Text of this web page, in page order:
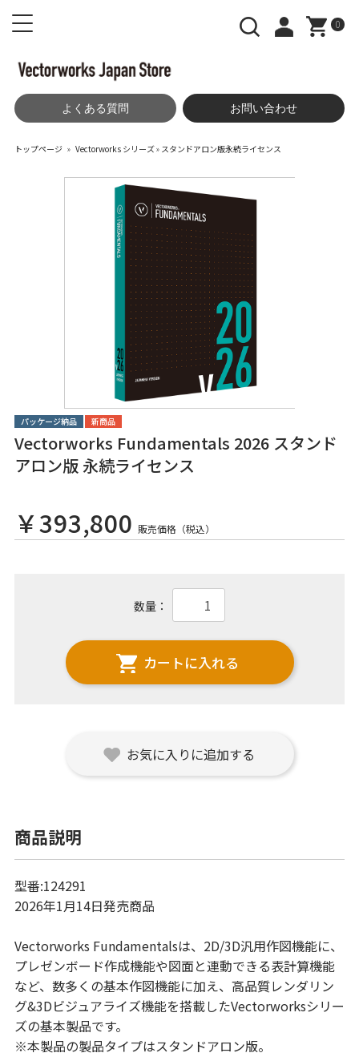
0
よくある質問 お問い合わせ
トップページ » Vectorworks シリーズ» スタンドアロン版永続ライセンス
パッケージ納品 新商品
Vectorworks Fundamentals 2026 スタンド
アロン版 永続ライセンス
￥393,800 販売価格（税込）
数量：
カートに入れる
お気に入りに追加する
商品説明
型番:124291
2026年1月14日発売商品
Vectorworks Fundamentalsは、2D/3D汎用作図機能に、
プレゼンボード作成機能や図面と連動できる表計算機能
など、数多くの基本作図機能に加え、高品質レンダリン
グ&3Dビジュアライズ機能を搭載したVectorworksシリー
ズの基本製品です。
※本製品の製品タイプはスタンドアロン版。